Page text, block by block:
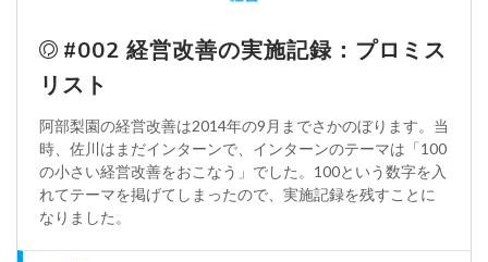
#002 経営改善の実施記録：プロミス
リスト
阿部梨園の経営改善は2014年の9月までさかのぼります。当
時、佐川はまだインターンで、インターンのテーマは「100
の小さい経営改善をおこなう」でした。100という数字を入
れてテーマを掲げてしまったので、実施記録を残すことに
なりました。